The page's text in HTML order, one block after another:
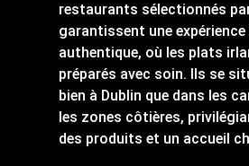
restaurants sélectionnés
garantissent une
authentique, où les plats
préparés avec soin. Ils se
bien à Dublin que dans les
les zones côtières,
des produits et un accueil